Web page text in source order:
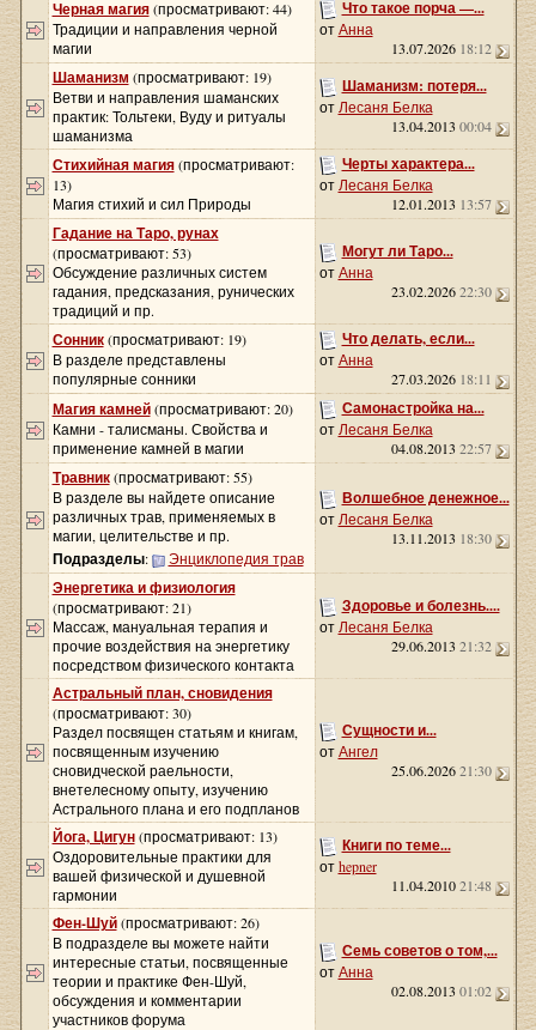
Черная магия (просматривают: 44)
Традиции и направления черной
магии
Что такое порча —...
отАнна
13.07.2026 18:12
Шаманизм (просматривают: 19)
Ветви и направления шаманских
практик: Тольтеки, Вуду и ритуалы
шаманизма
Шаманизм: потеря...
отЛесаня Белка
13.04.2013 00:04
Стихийная магия (просматривают:
13)
Магия стихий и сил Природы
Черты характера...
отЛесаня Белка
12.01.2013 13:57
Гадание на Таро, рунах
(просматривают: 53)
Обсуждение различных систем
гадания, предсказания, рунических
традиций и пр.
Могут ли Таро...
отАнна
23.02.202622:30
Сонник (просматривают: 19)
В разделе представлены
популярные сонники
Что делать, если...
отАнна
27.03.2026 18:11
Магия камней (просматривают: 20)
Камни - талисманы. Свойства и
применение камней в магии
Самонастройка на...
отЛесаня Белка
04.08.2013 22:57
Травник (просматривают: 55)
В разделе вы найдете описание
различных трав, применяемых в
магии, целительстве и пр.
Подразделы: Энциклопедия трав
Волшебное денежное...
отЛесаня Белка
13.11.2013 18:30
Энергетика и физиология
(просматривают: 21)
Массаж, мануальная терапия и
прочие воздействия на энергетику
посредством физического контакта
Здоровье и болезнь....
отЛесаня Белка
29.06.2013 21:32
Астральный план, сновидения
(просматривают: 30)
Раздел посвящен статьям и книгам,
посвященным изучению
сновидческой раельности,
внетелесному опыту, изучению
Астрального плана и его подпланов
Сущности и...
отАнгел
25.06.202621:30
Йога, Цигун (просматривают: 13)
Оздоровительные практики для
вашей физической и душевной
гармонии
Книги по теме...
отhepner
11.04.201021:48
Фен-Шуй (просматривают: 26)
В подразделе вы можете найти
интересные статьи, посвященные
теории и практике Фен-Шуй,
обсуждения и комментарии
участников форума
Семь советов о том,...
отАнна
02.08.2013 01:02